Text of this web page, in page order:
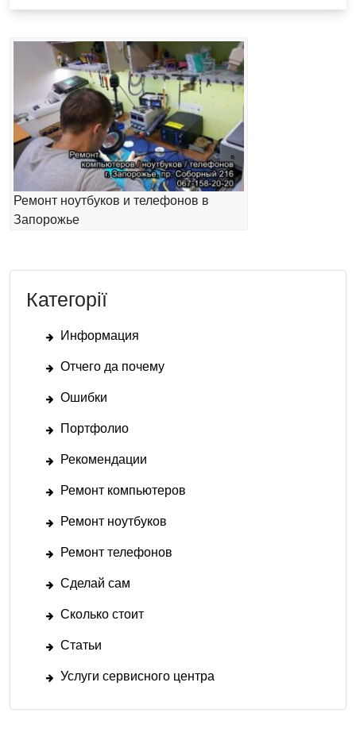
Ремонт ноутбуков и телефонов в
Запорожье
Категорії
Информация
Отчего да почему
Ошибки
Портфолио
Рекомендации
Ремонт компьютеров
Ремонт ноутбуков
Ремонт телефонов
Сделай сам
Сколько стоит
Статьи
Услуги сервисного центра